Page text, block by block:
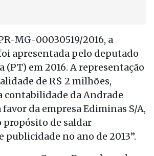
MG-00030519/2016, a
apresentada pelo deputado
(PT) em 2016. A representação
de R$ 2 milhões,
contabilidade da Andrade
favor da empresa Ediminas S/A,
propósito de saldar
publicidade no ano de 2013”.